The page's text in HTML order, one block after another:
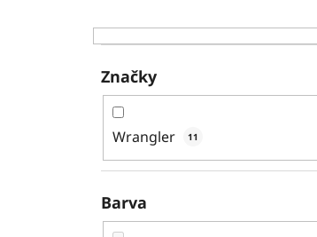
Značky
Wrangler 11
Barva